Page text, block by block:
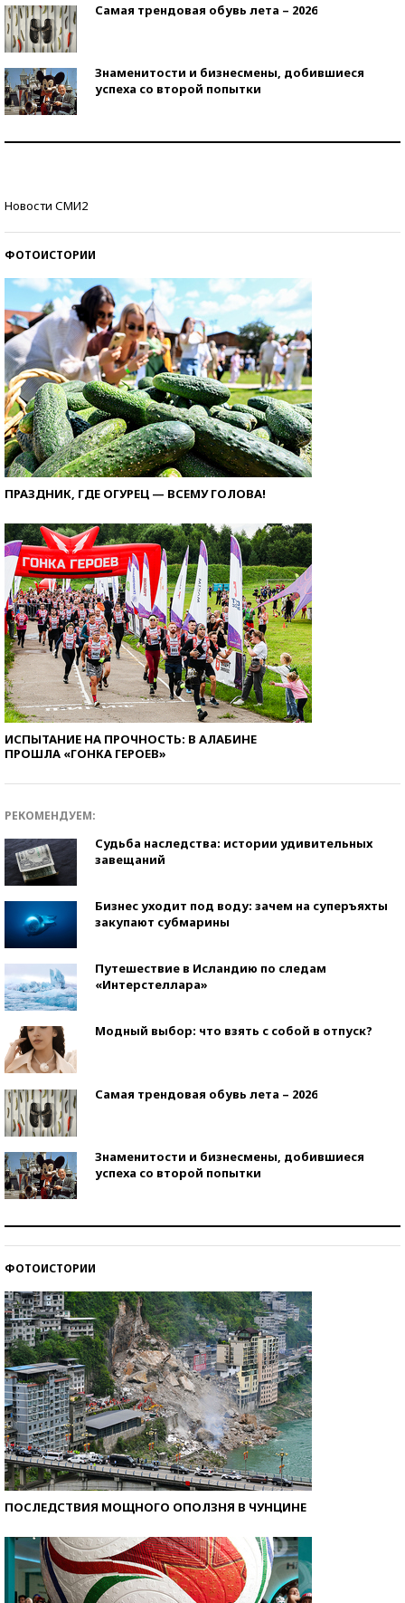
Самая трендовая обувь лета – 2026
Знаменитости и бизнесмены, добившиеся
успеха со второй попытки
Новости СМИ2
ФОТОИСТОРИИ
ПРАЗДНИК, ГДЕ ОГУРЕЦ — ВСЕМУ ГОЛОВА!
ИСПЫТАНИЕ НА ПРОЧНОСТЬ: В АЛАБИНЕ
ПРОШЛА «ГОНКА ГЕРОЕВ»
РЕКОМЕНДУЕМ:
Судьба наследства: истории удивительных
завещаний
Бизнес уходит под воду: зачем на суперъяхты
закупают субмарины
Путешествие в Исландию по следам
«Интерстеллара»
Модный выбор: что взять с собой в отпуск?
Самая трендовая обувь лета – 2026
Знаменитости и бизнесмены, добившиеся
успеха со второй попытки
ФОТОИСТОРИИ
ПОСЛЕДСТВИЯ МОЩНОГО ОПОЛЗНЯ В ЧУНЦИНЕ